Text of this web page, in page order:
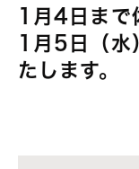
1月4日まで
1月5日（水
たします。